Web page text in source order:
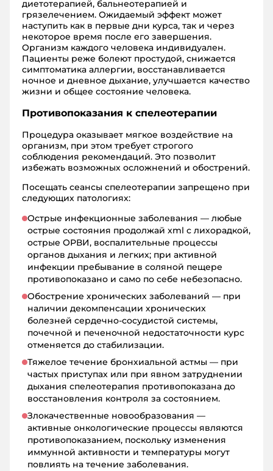
диетотерапией, бальнеотерапией и
грязелечением. Ожидаемый эффект может
наступить как в первые дни курса, так и через
некоторое время после его завершения.
Организм каждого человека индивидуален.
Пациенты реже болеют простудой, снижается
симптоматика аллергии, восстанавливается
ночное и дневное дыхание, улучшается качество
жизни и общее состояние человека.
Противопоказания к спелеотерапии
Процедура оказывает мягкое воздействие на
организм, при этом требует строгого
соблюдения рекомендаций. Это позволит
избежать возможных осложнений и обострений.
Посещать сеансы спелеотерапии запрещено при
следующих патологиях:
Острые инфекционные заболевания — любые
острые состояния продолжай xml с лихорадкой,
острые ОРВИ, воспалительные процессы
органов дыхания и легких; при активной
инфекции пребывание в соляной пещере
противопоказано и само по себе небезопасно.
Обострение хронических заболеваний — при
наличии декомпенсации хронических
болезней сердечно-сосудистой системы,
почечной и печеночной недостаточности курс
отменяется до стабилизации.
Тяжелое течение бронхиальной астмы — при
частых приступах или при явном затруднении
дыхания спелеотерапия противопоказана до
восстановления контроля за состоянием.
Злокачественные новообразования —
активные онкологические процессы являются
противопоказанием, поскольку изменения
иммунной активности и температуры могут
повлиять на течение заболевания.